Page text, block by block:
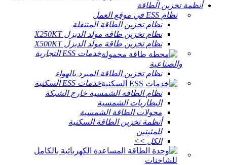
أنظمة تخزين الطاقة
نظام ESS في موقع العمل
نظام تخزين الطاقة المتنقلة
نظام تخزين طاقة مولد الديزل X250KT
نظام تخزين طاقة مولد الديزل X500KT
خدمات ESS التجارية
والصناعية
نظام تخزين الطاقة المبرد بالهواء
خدمات ESS السكنية
نظام الطاقة الشمسية خارج الشبكة
البطاريات الشمسية
محولات الطاقة الشمسية
أنظمة تخزين الطاقة السكنية
للمثبتين
الكل >>